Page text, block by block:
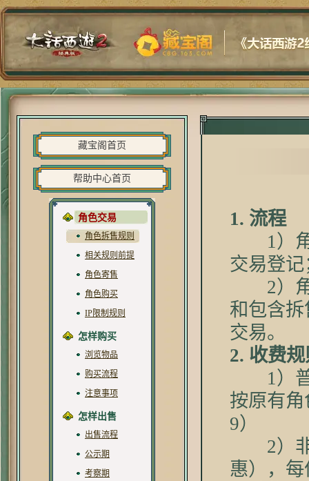
藏宝阁首页
帮助中心首页
角色交易
角色拆售规则
相关规则前提
角色寄售
角色购买
IP限制规则
怎样购买
浏览物品
购买流程
注意事项
怎样出售
出售流程
公示期
考察期
1. 流程
1）角
交易登记
2）角
和包含
交易。
2. 收费
1）普
按原有
9）
2）非
惠），